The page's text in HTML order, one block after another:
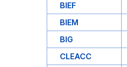
BIEF
BIEM
BIG
CLEACC